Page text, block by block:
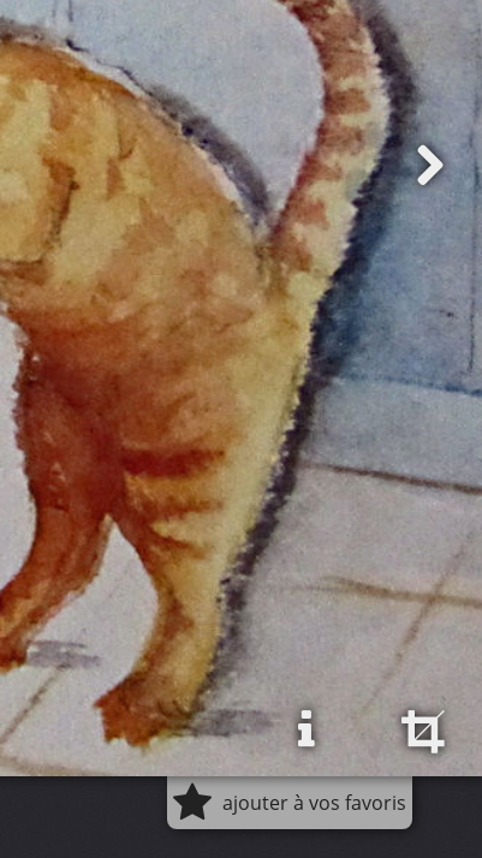
ajouter à vos favoris